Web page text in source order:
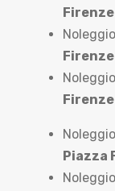
Piazza